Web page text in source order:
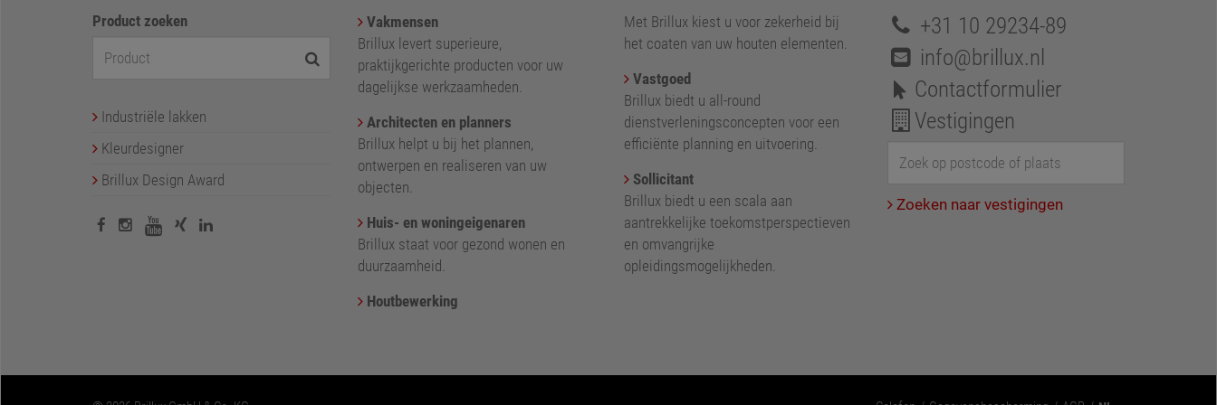
Product zoeken
Industriële lakken
Kleurdesigner
Brillux Design Award
Vakmensen
Brillux levert superieure,
praktijkgerichte producten voor uw
dagelijkse werkzaamheden.
Architecten en planners
Brillux helpt u bij het plannen,
ontwerpen en realiseren van uw
objecten.
Huis- en woningeigenaren
Brillux staat voor gezond wonen en
duurzaamheid.
Houtbewerking
Met Brillux kiest u voor zekerheid bij
het coaten van uw houten elementen.
Vastgoed
Brillux biedt u all-round
dienstverleningsconcepten voor een
efficiënte planning en uitvoering.
Sollicitant
Brillux biedt u een scala aan
aantrekkelijke toekomstperspectieven
en omvangrijke
opleidingsmogelijkheden.
+31 10 29234-89
info@brillux.nl
Contactformulier
Vestigingen
Zoeken naar vestigingen